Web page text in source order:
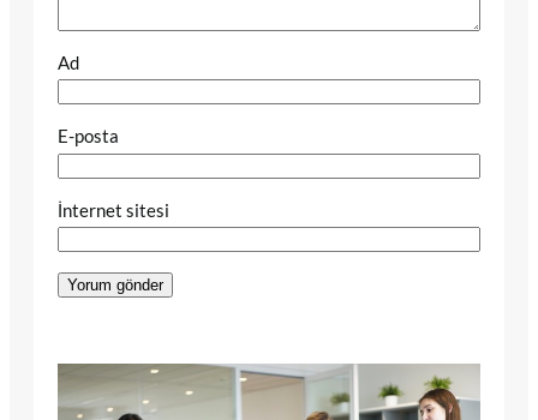
Ad
E-posta
İnternet sitesi